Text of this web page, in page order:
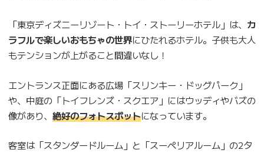
「東京ディズニーリゾート・トイ・ストーリーホテル」は、 カ
ラフルで楽しいおもちゃの世界にひたれるホテル。子供も大人
もテンションが上がること間違いなし！
エントランス正面にある広場「スリンキー・ドッグパーク」
や、中庭の「トイフレンズ・スクエア」にはウッディやバズの
像があり、 絶好のフォトスポットになっています。
客室は「スタンダードルーム」と「スーペリアルーム」の2タ